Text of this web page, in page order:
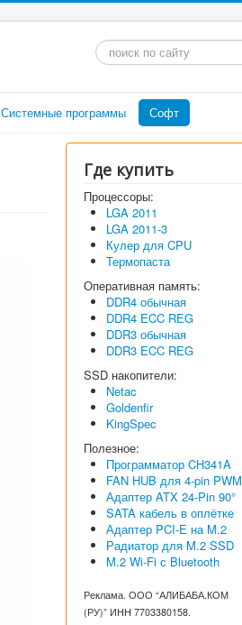
Искать...
Системные программы Софт
Где купить
Процессоры:
LGA 2011
LGA 2011-3
Кулер для CPU
Термопаста
Оперативная память:
DDR4 обычная
DDR4 ECC REG
DDR3 обычная
DDR3 ECC REG
SSD накопители:
Netac
Goldenfir
KingSpec
Полезное:
Программатор CH341A
FAN HUB для 4-pin PWM
Адаптер ATX 24-Pin 90°
SATA кабель в оплётке
Адаптер PCI-E на M.2
Радиатор для M.2 SSD
M.2 Wi-Fi с Bluetooth
Реклама. ООО “АЛИБАБА.КОМ
(РУ)” ИНН 7703380158.